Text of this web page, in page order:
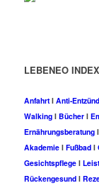
LEBENEO INDEX
AnfahrtI Anti-
WalkingI BücherI
ErnährungsberatungI
AkademieI FußbadI
GesichtspflegeI
RückengesundI